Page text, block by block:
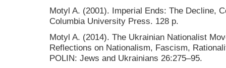
Motyl A. (2001). Imperial Ends: The Decline,
Columbia University Press. 128 p.
Motyl A. (2014). The Ukrainian Nationalist
Reflections on Nationalism, Fascism,
POLIN: Jews and Ukrainians 26:275–95.